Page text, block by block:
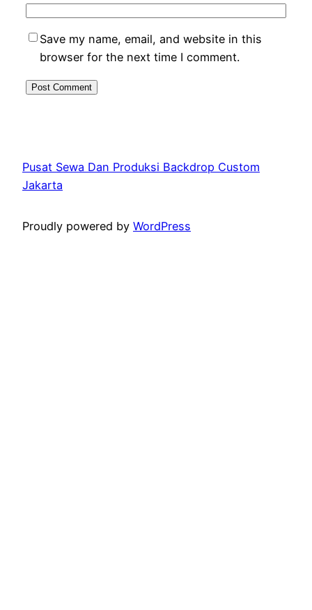
Save my name, email, and website in this
browser for the next time I comment.
Pusat Sewa Dan Produksi Backdrop Custom
Jakarta
Proudly powered by WordPress